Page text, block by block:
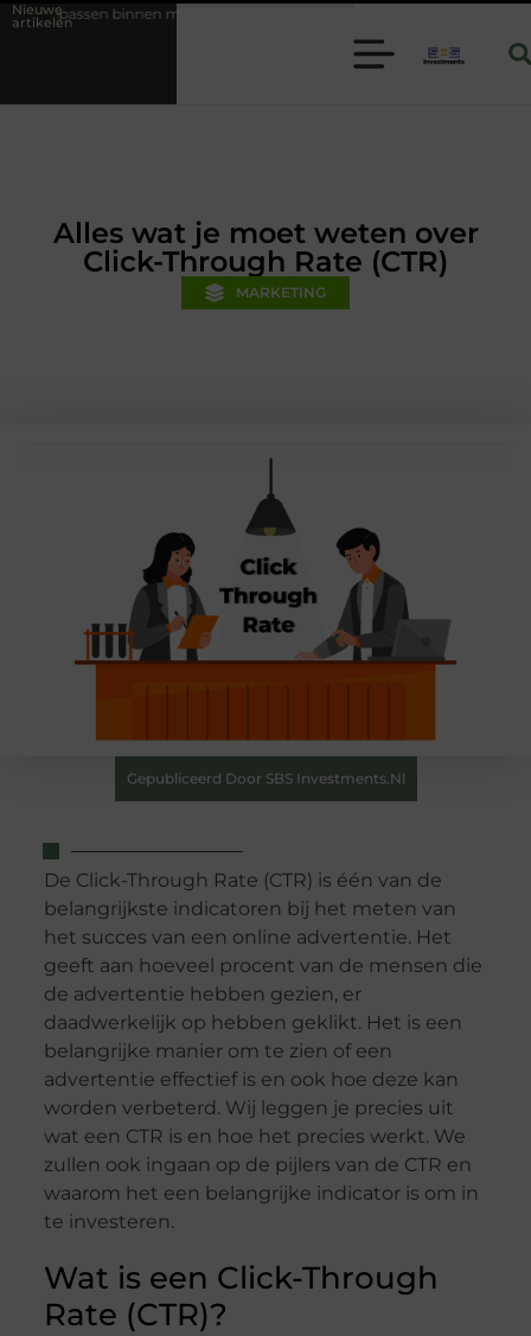
Nieuwe
artikelenfolie techniek
Alles wat je moet weten over
Click-Through Rate (CTR)
MARKETING
Gepubliceerd Door SBS Investments.nl
De Click-Through Rate (CTR) is één van de
belangrijkste indicatoren bij het meten van
het succes van een online advertentie. Het
geeft aan hoeveel procent van de mensen die
de advertentie hebben gezien, er
daadwerkelijk op hebben geklikt. Het is een
belangrijke manier om te zien of een
advertentie effectief is en ook hoe deze kan
worden verbeterd. Wij leggen je precies uit
wat een CTR is en hoe het precies werkt. We
zullen ook ingaan op de pijlers van de CTR en
waarom het een belangrijke indicator is om in
te investeren.
Wat is een Click-Through
Rate (CTR)?